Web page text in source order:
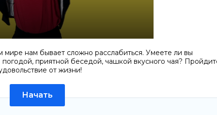
нам бывает сложно расслабиться. Умеете ли вы
приятной беседой, чашкой вкусного чая?
от жизни!
Начать